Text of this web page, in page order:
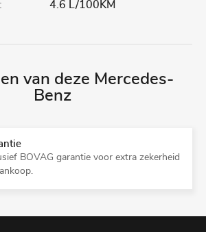
4.6 L/100KM
van deze Mercedes-
Benz
BOVAG garantie voor extra zekerheid